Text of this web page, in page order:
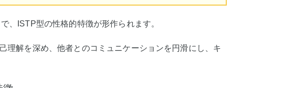
、ISTP型の性格的特徴が形作られます。
理解を深め、他者とのコミュニケーションを円滑にし、キ